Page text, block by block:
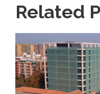
Related